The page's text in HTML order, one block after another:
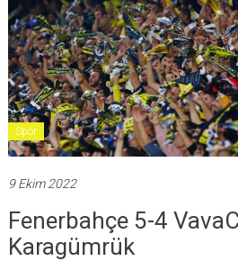
Spor
9 Ekim 2022
Fenerbahçe 5-4
Karagümrük